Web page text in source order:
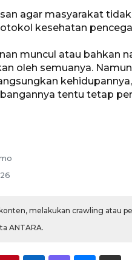
agar masyarakat
kesehatan
muncul atau bahkan
oleh semuanya.
tentu tetap
melakukan crawling atau
ANTARA.